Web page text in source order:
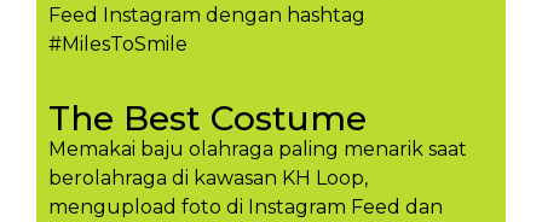
Feed Instagram dengan hashtag
#MilesToSmile
The Best Costume
Memakai baju olahraga paling menarik saat
berolahraga di kawasan KH Loop,
mengupload foto di Instagram Feed dan